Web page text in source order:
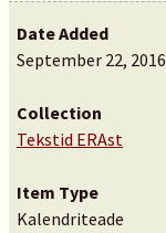
Date Added
September 22, 2016
Collection
Tekstid ERAst
Item Type
Kalendriteade